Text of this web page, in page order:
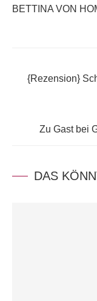
BETTINA VON
{Rezension}
Zu Gast bei
DAS